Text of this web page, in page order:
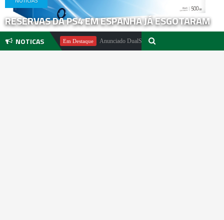
RESERVAS DA PS4 EM ESPANHA JÁ ESGOTARAM
NOTICAS
Pachter Em Destaque Anunciado DualSense The Last of Us Limited Edition